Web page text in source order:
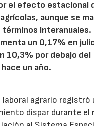
el efecto estacional
aunque se
interanuales.
un 0,17% en
10,3% por debajo del
un año.
laboral agrario registró
dispar durante el